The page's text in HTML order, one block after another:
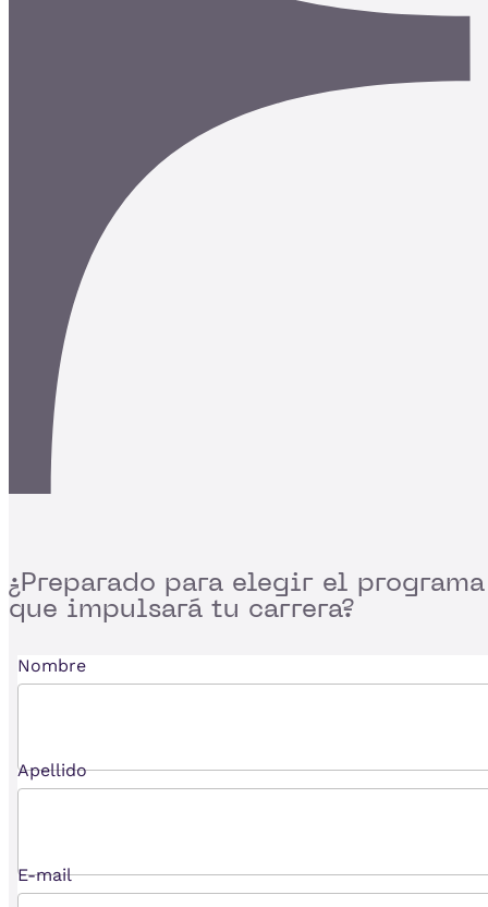
¿Preparado para elegir el programa
que impulsará tu carrera?